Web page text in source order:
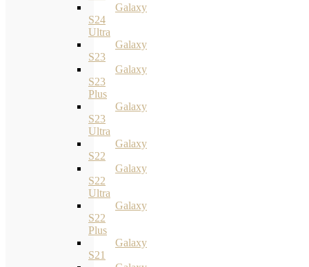
Galaxy
S24
Ultra
Galaxy
S23
Galaxy
S23
Plus
Galaxy
S23
Ultra
Galaxy
S22
Galaxy
S22
Ultra
Galaxy
S22
Plus
Galaxy
S21